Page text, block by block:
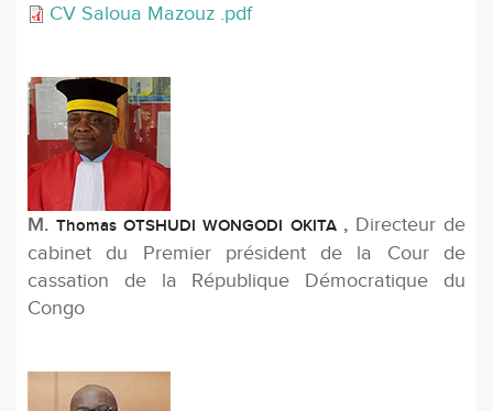
CV Saloua Mazouz .pdf
M.Thomas OTSHUDI WONGODI OKITA ,Directeur de
cabinet du Premier président de la Cour de
cassation de la République Démocratique du
Congo